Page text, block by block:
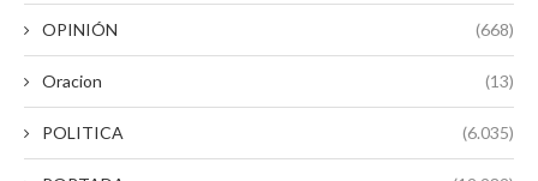
OPINIÓN (668)
Oracion (13)
POLITICA (6.035)